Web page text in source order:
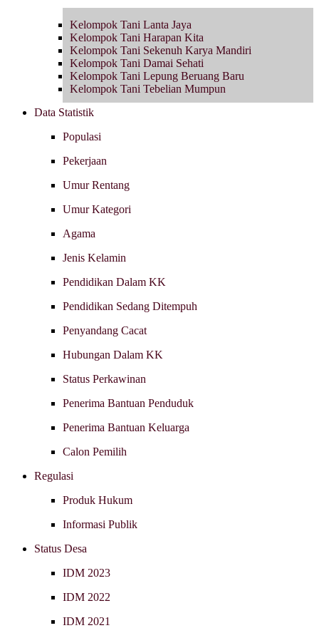
Kelompok Tani Lanta Jaya
Kelompok Tani Harapan Kita
Kelompok Tani Sekenuh Karya Mandiri
Kelompok Tani Damai Sehati
Kelompok Tani Lepung Beruang Baru
Kelompok Tani Tebelian Mumpun
Data Statistik
Populasi
Pekerjaan
Umur Rentang
Umur Kategori
Agama
Jenis Kelamin
Pendidikan Dalam KK
Pendidikan Sedang Ditempuh
Penyandang Cacat
Hubungan Dalam KK
Status Perkawinan
Penerima Bantuan Penduduk
Penerima Bantuan Keluarga
Calon Pemilih
Regulasi
Produk Hukum
Informasi Publik
Status Desa
IDM 2023
IDM 2022
IDM 2021